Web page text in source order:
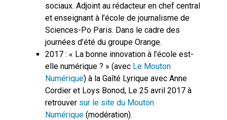
sociaux. Adjoint au rédacteur en chef central
et enseignant à l’école de journalisme de
Sciences-Po Paris. Dans le cadre des
journées d’été du groupe Orange.
2017 : « La bonne innovation à l’école est-
elle numérique ? » (avec Le Mouton
Numérique) à la Gaîté Lyrique avec Anne
Cordier et Loys Bonod, Le 25 avril 2017 à
retrouver sur le site du Mouton
Numérique (modération).